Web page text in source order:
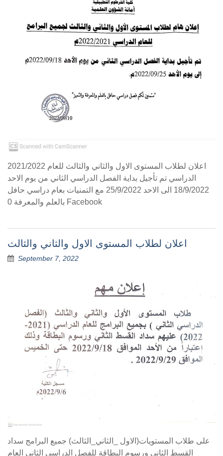
2021/2022 اعلان لطلاب المستوى الاول والثاني والثالث للعام
الدراسي تم تأجيل بداية الفصل الدراسي الثاني من يوم الاحد
18/9/2022 الى الاحد 25/9/2022 مع التمنيات بعام دراسي حافل
بالعلم والمعرفة 0 Facebook
اعلان لطلاب المستوى الاول والثاني والثالث
September 7, 2022
على طلاب المستويات(الاول _الثاني_الثالث) جميع البرامج سداد
القسط الثاني ورسوم البطاقة للفصل الدراسي الثاني العام